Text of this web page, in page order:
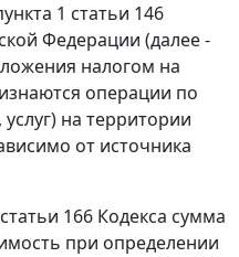
1 статьи 146
Федерации (далее -
налогом на
операции по
на территории
от источника
166 Кодекса сумма
при определении